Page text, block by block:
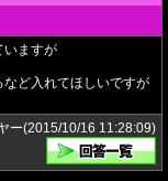
いますが
ど入れてほしいですが
ー(2015/10/16 11:28:09)